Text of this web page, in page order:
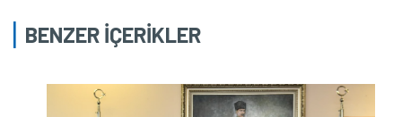
BENZER İÇERİKLER